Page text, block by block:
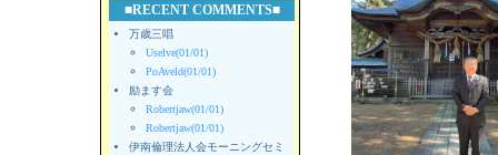
■RECENT COMMENTS■
万歳三唱
Uselve(01/01)
PoAveld(01/01)
励ます会
Robertjaw(01/01)
Robertjaw(01/01)
伊南倫理法人会モーニングセミ